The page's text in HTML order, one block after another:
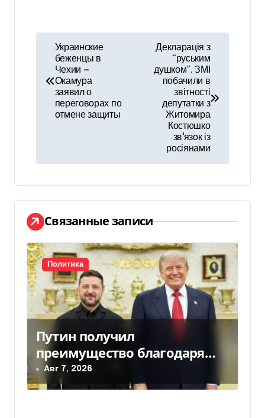
а
ц
и
я
п
о
з
а
п
и
Украинские
беженцы в
Чехии —
Окамура
заявил о
переговорах по
отмене защиты
Декларація з
“руським
душком”. ЗМІ
побачили в
звітності
депутатки з
Житомира
Костюшко
звʼязок із
росіянами
Связанные записи
Политика
Путин получил
преимущество благодаря
действиям США
Авг 7, 2026